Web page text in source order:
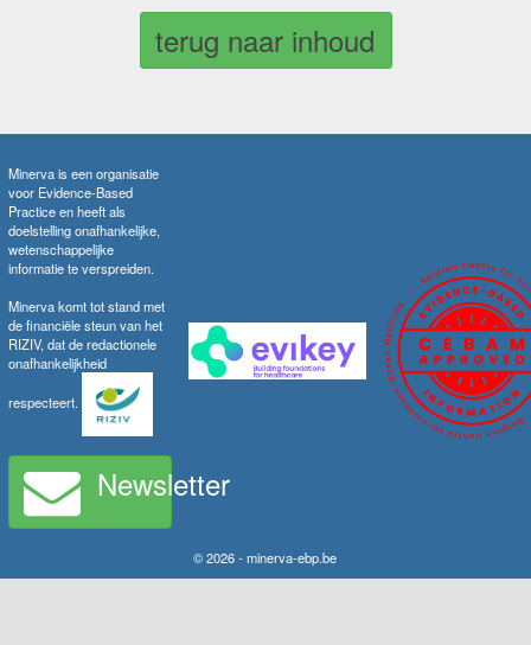
terug naar inhoud
Minerva is een organisatie
voor Evidence-Based
Practice en heeft als
doelstelling onafhankelijke,
wetenschappelijke
informatie te verspreiden.
Minerva komt tot stand met
de financiële steun van het
RIZIV, dat de redactionele
onafhankelijkheid
respecteert.
Newsletter
© 2026 - minerva-ebp.be